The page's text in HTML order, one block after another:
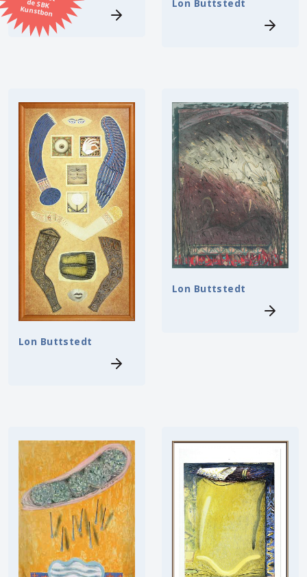
Kunstbon
Kunstenaar
Orientatie
Kleur
Zoeken
Kerncollectie
26 items. Pagina: 1
Lon Buttstedt
Lon Buttstedt
Lon Buttstedt